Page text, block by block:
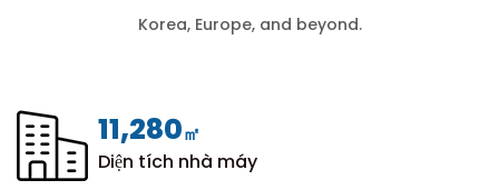
12,000㎡
Diện tích nhà máy
Korea, Europe, and beyond.